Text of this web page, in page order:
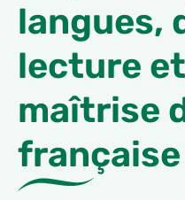
langues,
lecture
maîtrise
française